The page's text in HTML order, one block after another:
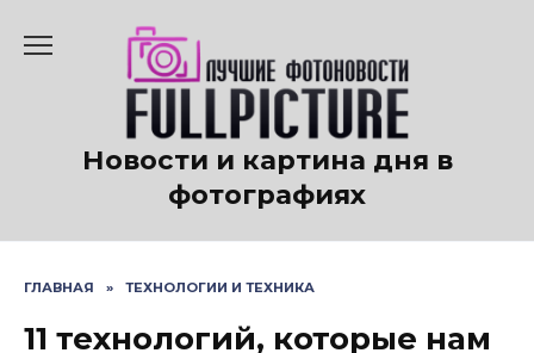
содержанию
Новости и картина дня в
фотографиях
ГЛАВНАЯ » ТЕХНОЛОГИИ И ТЕХНИКА
11 технологий, которые нам